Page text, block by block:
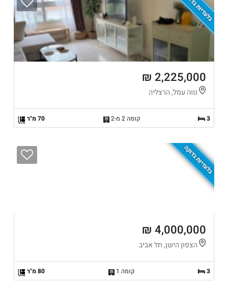
בלעדיות בדוקה
2,225,000 ₪
נווה עמל, הרצליה
3 קומה 2 מ-2 70 מ"ר
בלעדיות בדוקה
4,000,000 ₪
הצפון הישן, תל אביב
3 קומה 1 80 מ"ר